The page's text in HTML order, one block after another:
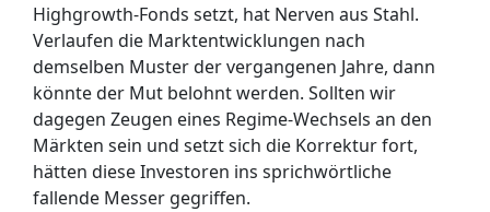
Highgrowth-Fonds setzt, hat Nerven aus Stahl.
Verlaufen die Marktentwicklungen nach
demselben Muster der vergangenen Jahre, dann
könnte der Mut belohnt werden. Sollten wir
dagegen Zeugen eines Regime-Wechsels an den
Märkten sein und setzt sich die Korrektur fort,
hätten diese Investoren ins sprichwörtliche
fallende Messer gegriffen.